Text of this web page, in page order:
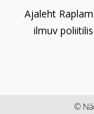
Ajaleht
ilmuv
©